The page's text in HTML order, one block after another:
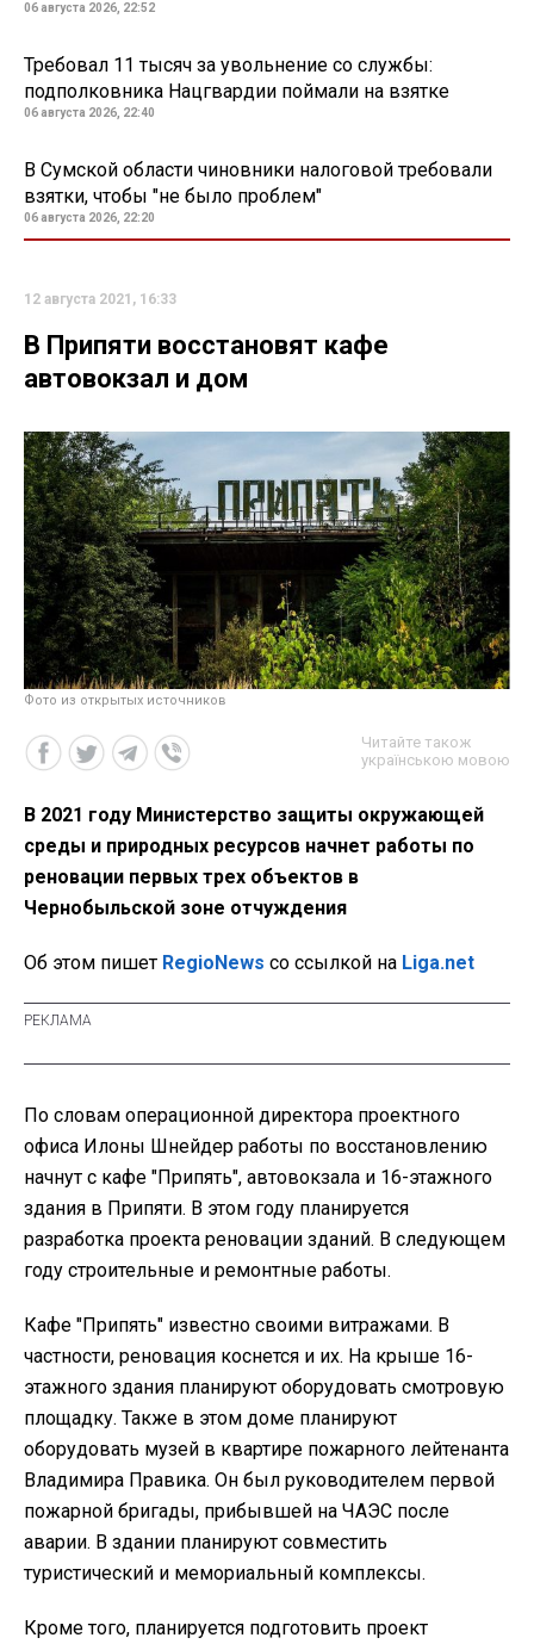
06 августа 2026, 22:52
Требовал 11 тысяч за увольнение со службы:
подполковника Нацгвардии поймали на взятке
06 августа 2026, 22:40
В Сумской области чиновники налоговой требовали
взятки, чтобы "не было проблем"
06 августа 2026, 22:20
12 августа 2021, 16:33
В Припяти восстановят кафе
автовокзал и дом
Фото из открытых источников
Читайте також
українською мовою
В 2021 году Министерство защиты окружающей
среды и природных ресурсов начнет работы по
реновации первых трех объектов в
Чернобыльской зоне отчуждения
Об этом пишет RegioNews со ссылкой на Liga.net
По словам операционной директора проектного
офиса Илоны Шнейдер работы по восстановлению
начнут с кафе "Припять", автовокзала и 16-этажного
здания в Припяти. В этом году планируется
разработка проекта реновации зданий. В следующем
году строительные и ремонтные работы.
Кафе "Припять" известно своими витражами. В
частности, реновация коснется и их. На крыше 16-
этажного здания планируют оборудовать смотровую
площадку. Также в этом доме планируют
оборудовать музей в квартире пожарного лейтенанта
Владимира Правика. Он был руководителем первой
пожарной бригады, прибывшей на ЧАЭС после
аварии. В здании планируют совместить
туристический и мемориальный комплексы.
Кроме того, планируется подготовить проект